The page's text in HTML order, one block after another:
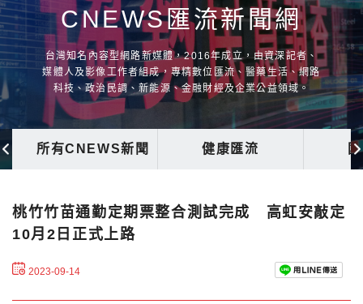
CNEWS匯流新聞網
台灣知名內容型網路新媒體，2016年成立，由資深記者、
媒體人及影像工作者組成，專精數位匯流、醫藥生活、網路
科技、政治民調、新能源、金融財經及企業公益領域。
所有CNEWS新聞 健康匯流
桃竹竹苗通勤定期票整合測試完成 高虹安敲定
10月2日正式上路
2023-09-14